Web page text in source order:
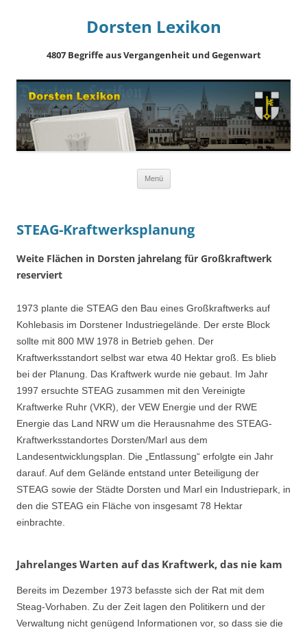
Dorsten Lexikon
4807 Begriffe aus Vergangenheit und Gegenwart
Menü
STEAG-Kraftwerksplanung
Weite Flächen in Dorsten jahrelang für Großkraftwerk
reserviert
1973 plante die STEAG den Bau eines Großkraftwerks auf
Kohlebasis im Dorstener Industriegelände. Der erste Block
sollte mit 800 MW 1978 in Betrieb gehen. Der
Kraftwerksstandort selbst war etwa 40 Hektar groß. Es blieb
bei der Planung. Das Kraftwerk wurde nie gebaut. Im Jahr
1997 ersuchte STEAG zusammen mit den Vereinigte
Kraftwerke Ruhr (VKR), der VEW Energie und der RWE
Energie das Land NRW um die Herausnahme des STEAG-
Kraftwerksstandortes Dorsten/Marl aus dem
Landesentwicklungsplan. Die „Entlassung“ erfolgte ein Jahr
darauf. Auf dem Gelände entstand unter Beteiligung der
STEAG sowie der Städte Dorsten und Marl ein Industriepark, in
den die STEAG ein Fläche von insgesamt 78 Hektar
einbrachte.
Jahrelanges Warten auf das Kraftwerk, das nie kam
Bereits im Dezember 1973 befasste sich der Rat mit dem
Steag-Vorhaben. Zu der Zeit lagen den Politikern und der
Verwaltung nicht genügend Informationen vor, so dass sie die